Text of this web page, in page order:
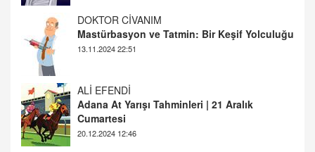
ALİ EFENDİ
Adana At Yarışı Tahminleri | 21 Aralık
Cumartesi
TUTKUNUN PERİSİ
Sağlıklı Bir Cinsel Yaşam ile İlgili Bilinmesi
Gerekenler
08.11.2024 13:16